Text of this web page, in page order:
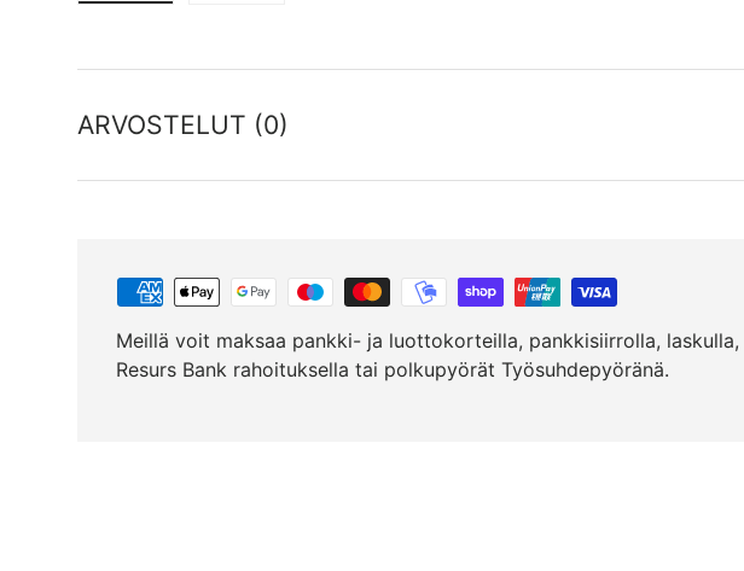
ARVOSTELUT (0)
Meillä voit maksaa pankki- ja luottokorteilla, pankkisiirrolla, laskulla,
Resurs Bank rahoituksella tai polkupyörät Työsuhdepyöränä.